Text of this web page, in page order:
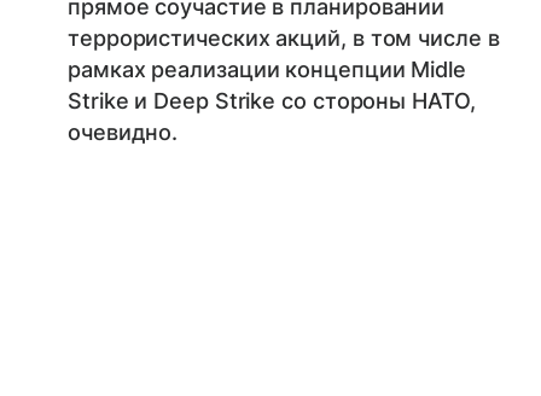
прямое соучастие в планировании
террористических акций, в том числе в
рамках реализации концепции Midle
Strike и Deep Strike со стороны НАТО,
очевидно.